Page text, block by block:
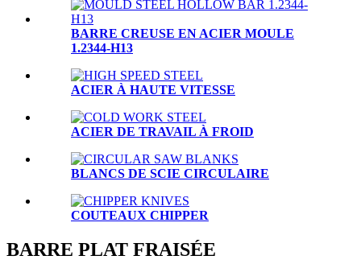
BARRE CREUSE EN ACIER MOULE
1.2344-H13
ACIER À HAUTE VITESSE
ACIER DE TRAVAIL À FROID
BLANCS DE SCIE CIRCULAIRE
COUTEAUX CHIPPER
BARRE PLAT FRAISÉE